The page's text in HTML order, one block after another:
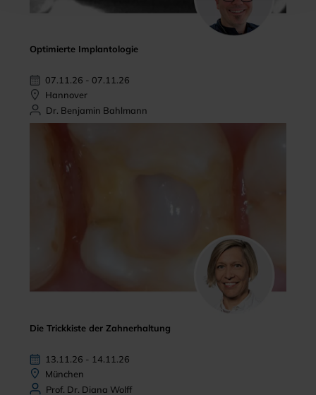
Optimierte Implantologie
07.11.26 - 07.11.26
Hannover
Dr. Benjamin Bahlmann
Die Trickkiste der Zahnerhaltung
13.11.26 - 14.11.26
München
Prof. Dr. Diana Wolff